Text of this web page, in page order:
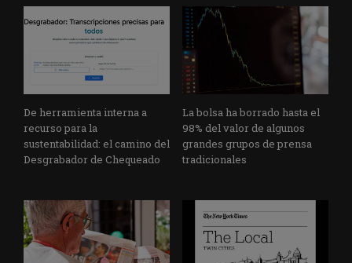
De herramienta interna a
recurso para la
sustentabilidad: el camino del
Desgrabador de Chequeado
La bolsa ha borrado hasta el
98% del valor de algunos
grandes grupos de prensa
tradicionales